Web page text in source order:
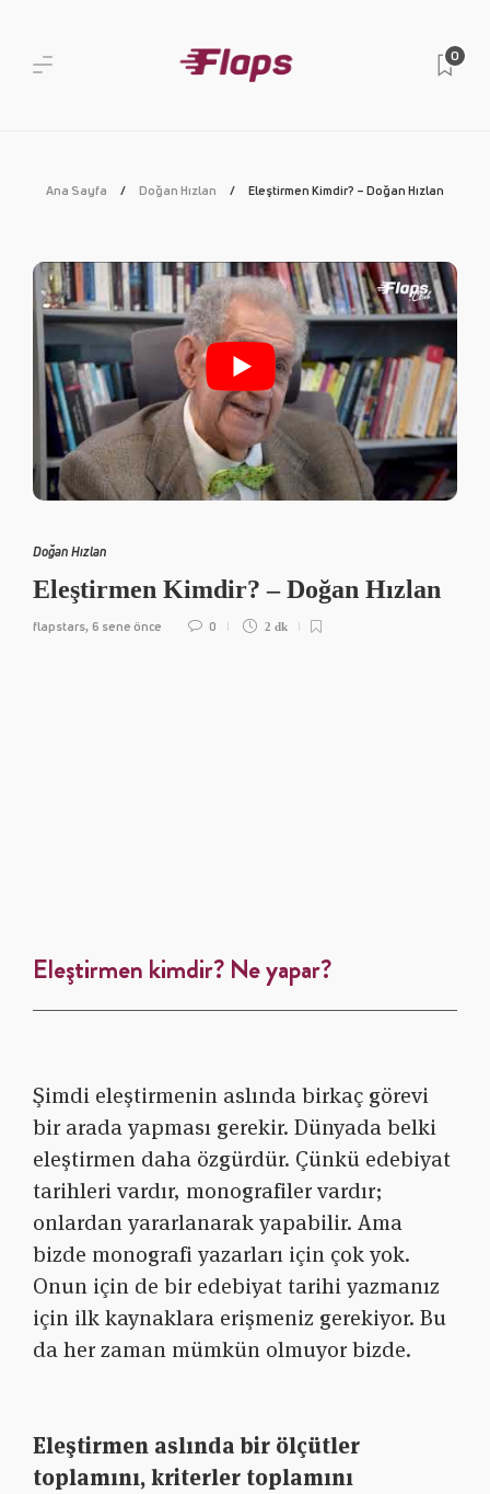
0
Ana Sayfa Doğan Hızlan Eleştirmen Kimdir? – Doğan Hızlan
Doğan Hızlan
Eleştirmen Kimdir? – Doğan Hızlan
flapstars, 6 sene önce 0 2 dk
Eleştirmen kimdir? Ne yapar?
Şimdi eleştirmenin aslında birkaç görevi
bir arada yapması gerekir. Dünyada belki
eleştirmen daha özgürdür. Çünkü edebiyat
tarihleri vardır, monografiler vardır;
onlardan yararlanarak yapabilir. Ama
bizde monografi yazarları için çok yok.
Onun için de bir edebiyat tarihi yazmanız
için ilk kaynaklara erişmeniz gerekiyor. Bu
da her zaman mümkün olmuyor bizde.
Eleştirmen aslında bir ölçütler
toplamını, kriterler toplamını